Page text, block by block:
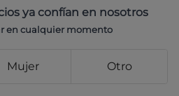
ya confían en nosotros
en cualquier momento
Mujer Otro